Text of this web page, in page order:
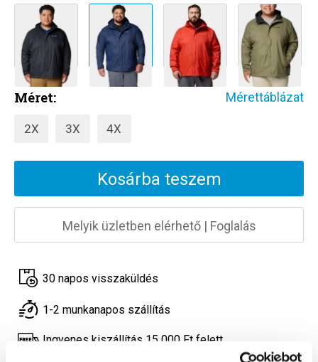
Méret: Mérettáblázat
2X 3X 4X
Kosárba teszem
Melyik üzletben elérhető| Foglalás
30 napos visszaküldés
1-2 munkanapos szállítás
Ingyenes kiszállítás 15 000 Ft felett